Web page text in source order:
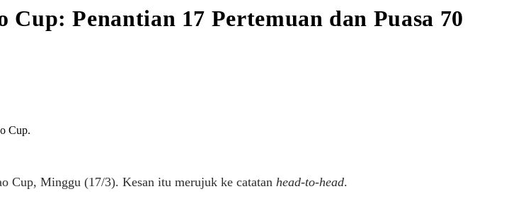
Penantian 17 Pertemuan dan Puasa 70
Cup.
Cup, Minggu (17/3). Kesan itu merujuk ke catatan head-to-head.